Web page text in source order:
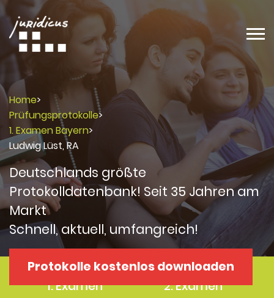
Home>
Prüfungsprotokolle>
1. Examen Bayern>
Ludwig Lüst, RA
Deutschlands größte
Protokolldatenbank! Seit 35 Jahren am
Markt
Schnell, aktuell, umfangreich!
Protokolle kostenlos downloaden
Protokolle
1. Examen
Protokolle
2. Examen